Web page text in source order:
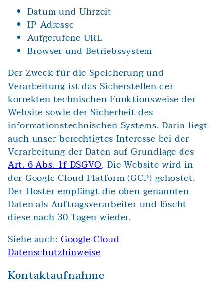
Datum und Uhrzeit
IP-Adresse
Aufgerufene URL
Browser und Betriebssystem
Der Zweck für die Speicherung und
Verarbeitung ist das Sicherstellen der
korrekten technischen Funktionsweise der
Website sowie der Sicherheit des
informationstechnischen Systems. Darin liegt
auch unser berechtigtes Interesse bei der
Verarbeitung der Daten auf Grundlage des
Art. 6 Abs. 1f DSGVO. Die Website wird in
der Google Cloud Platform (GCP) gehostet.
Der Hoster empfängt die oben genannten
Daten als Auftragsverarbeiter und löscht
diese nach 30 Tagen wieder.
Siehe auch:Google Cloud
Datenschutzhinweise
Kontaktaufnahme